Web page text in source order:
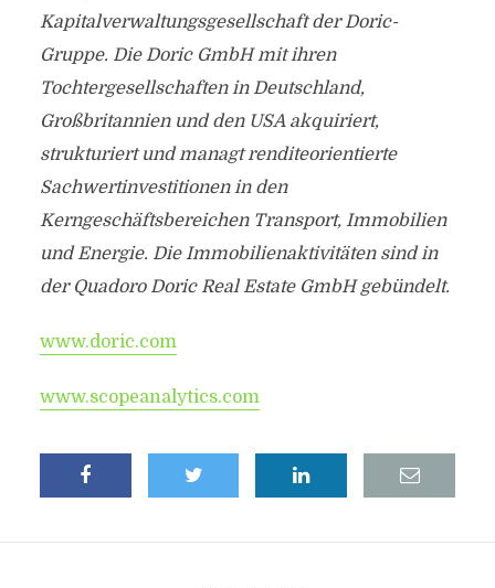
Kapitalverwaltungsgesellschaft der Doric-
Gruppe. Die Doric GmbH mit ihren
Tochtergesellschaften in Deutschland,
Großbritannien und den USA akquiriert,
strukturiert und managt renditeorientierte
Sachwertinvestitionen in den
Kerngeschäftsbereichen Transport, Immobilien
und Energie. Die Immobilienaktivitäten sind in
der Quadoro Doric Real Estate GmbH gebündelt.
www.doric.com
www.scopeanalytics.com